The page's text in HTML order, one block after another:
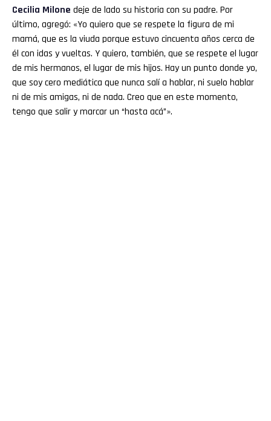
Cecilia Milone deje de lado su historia con su padre. Por
último, agregó: «Yo quiero que se respete la figura de mi
mamá, que es la viuda porque estuvo cincuenta años cerca de
él con idas y vueltas. Y quiero, también, que se respete el lugar
de mis hermanos, el lugar de mis hijos. Hay un punto donde yo,
que soy cero mediática que nunca salí a hablar, ni suelo hablar
ni de mis amigas, ni de nada. Creo que en este momento,
tengo que salir y marcar un “hasta acá”».